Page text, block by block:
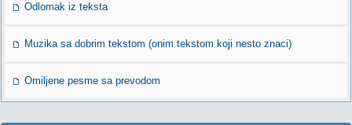
Odlomak iz teksta
Muzika sa dobrim tekstom (onim tekstom koji nesto znaci)
Omiljene pesme sa prevodom